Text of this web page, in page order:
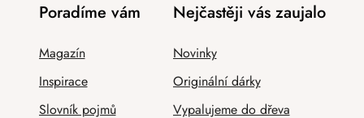
Poradíme vám
Magazín
Inspirace
Slovník pojmů
Nejčastěji vás zaujalo
Novinky
Originální dárky
Vypalujeme do dřeva